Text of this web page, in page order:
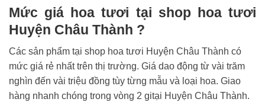
Mức giá hoa tươi tại shop hoa tươi
Huyện Châu Thành ?
Các sản phẩm tại shop hoa tươi Huyện Châu Thành có
mức giá rẻ nhất trên thị trường. Giá dao động từ vài trăm
nghìn đến vài triệu đồng tùy từng mẫu và loại hoa. Giao
hàng nhanh chóng trong vòng 2 gitại Huyện Châu Thành.